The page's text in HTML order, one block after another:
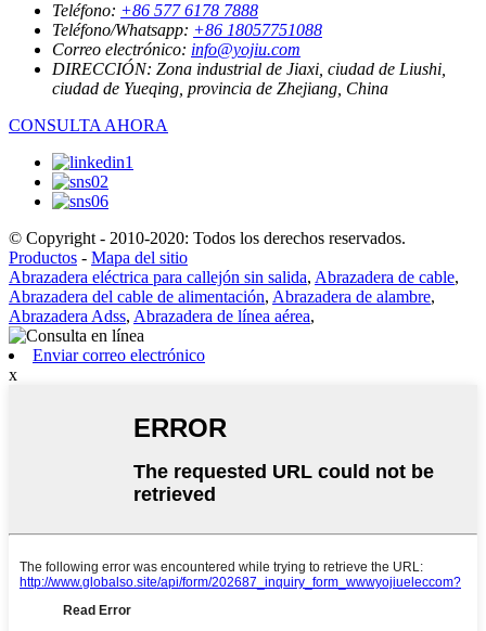
Teléfono: +86 577 6178 7888
Teléfono/Whatsapp: +86 18057751088
Correo electrónico: info@yojiu.com
DIRECCIÓN: Zona industrial de Jiaxi, ciudad de Liushi,
ciudad de Yueqing, provincia de Zhejiang, China
CONSULTA AHORA
© Copyright - 2010-2020: Todos los derechos reservados.
Productos - Mapa del sitio
Abrazadera eléctrica para callejón sin salida, Abrazadera de cable,
Abrazadera del cable de alimentación, Abrazadera de alambre,
Abrazadera Adss, Abrazadera de línea aérea,
Enviar correo electrónico
x